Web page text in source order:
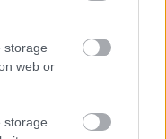
storage
web or
storageπαίκτες της